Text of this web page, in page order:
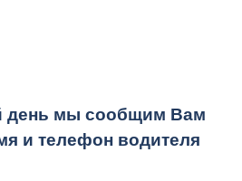
день мы сообщим Вам
и телефон водителя